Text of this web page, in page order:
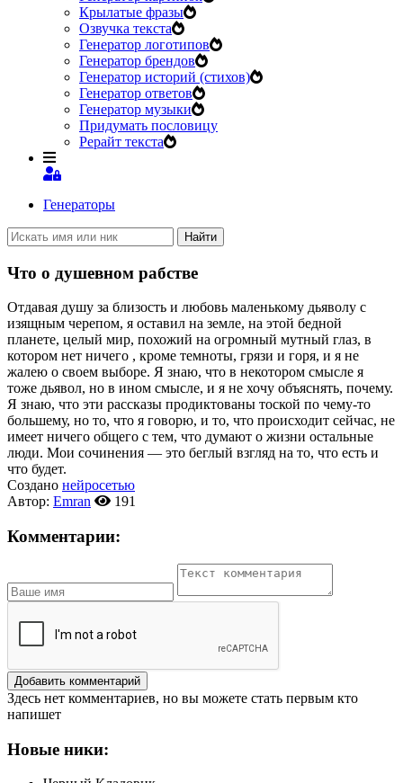
Крылатые фразы
Озвучка текста
Генератор логотипов
Генератор брендов
Генератор историй (стихов)
Генератор ответов
Генератор музыки
Придумать пословицу
Рерайт текста
Генераторы
Найти
Что о душевном рабстве
Отдавая душу за близость и любовь маленькому дьяволу с
изящным черепом, я оставил на земле, на этой бедной
планете, целый мир, похожий на огромный мутный глаз, в
котором нет ничего , кроме темноты, грязи и горя, и я не
жалею о своем выборе. Я знаю, что в некотором смысле я
тоже дьявол, но в ином смысле, и я не хочу объяснять, почему.
Я знаю, что эти рассказы продиктованы тоской по чему-то
большему, но то, что я говорю, и то, что происходит сейчас, не
имеет ничего общего с тем, что думают о жизни остальные
люди. Мои сочинения — это беглый взгляд на то, что есть и
что будет.
Создано нейросетью
Автор: Emran 191
Комментарии:
Добавить комментарий
Здесь нет комментариев, но вы можете стать первым кто
напишет
Новые ники: